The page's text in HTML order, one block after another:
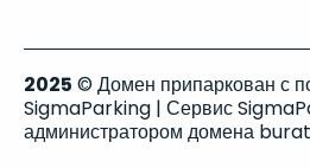
2025 © Домен припаркован с
SigmaParking | Сервис
администратором домена